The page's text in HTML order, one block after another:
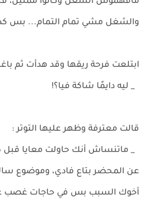
والشغل مشي تمام التمام... بس
ابتلعت فرحة ريقها وقد هدأت ثم
_ ليه دايمًا شاكة فيا؟!
قالت معترفة وظهر عليها التوتر :
_ ماتنساش أنك حاولت معايا قبل
عن المحضر بتاع فادي، وموضوع
أخوك السبب بس في حاجات غصب